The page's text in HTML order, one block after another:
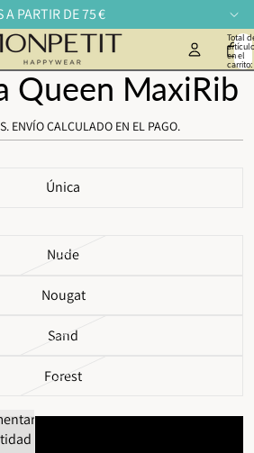
A PARTIR DE 75 €
Total
en el
carrito:
Queen MaxiRib
ENVÍO CALCULADO EN EL PAGO.
Única
Nude
Nougat
Sand
Forest